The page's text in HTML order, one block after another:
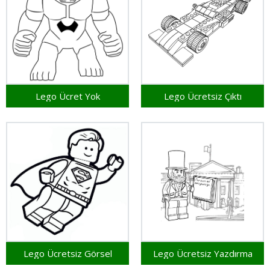
Lego Ücret Yok Lego Ücretsiz Çıktı
Lego Ücretsiz Görsel Lego Ücretsiz Yazdırma